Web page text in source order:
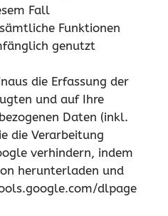
Fall
Funktionen
genutzt
die Erfassung der
und auf Ihre
Daten (inkl.
die Verarbeitung
verhindern, indem
herunterladen und
dlpage